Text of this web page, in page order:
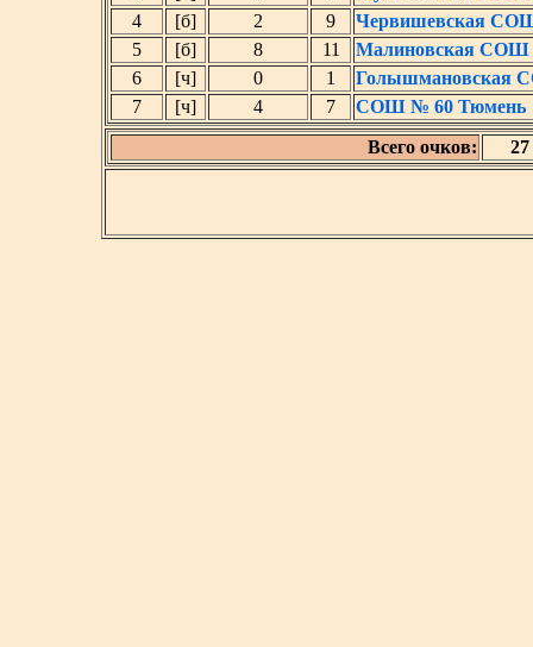
4
[б] 2 9
Червишевская
5
[б] 8 11
Малиновская
6
[ч] 0 1
Голышмановская
7
[ч] 4 7
СОШ № 60 Тюмень
Всего очков:
27